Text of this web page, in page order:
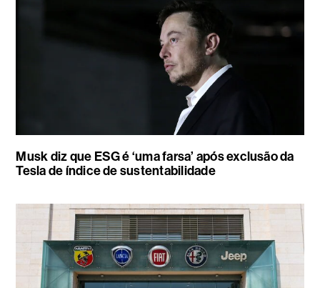
Musk diz que ESG é ‘uma farsa’ após exclusão da
Tesla de índice de sustentabilidade